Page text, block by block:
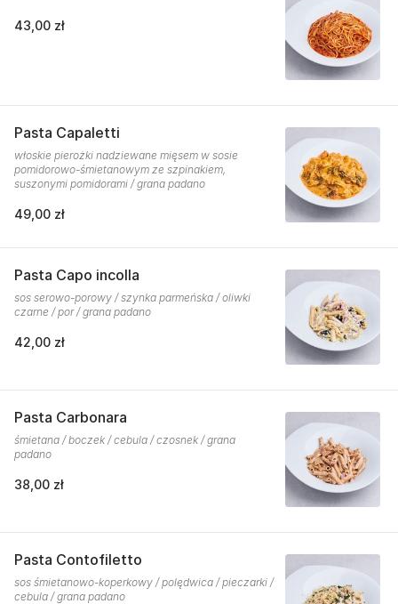
43,00 zł
Pasta Capaletti
włoskie pierożki nadziewane mięsem w sosie
pomidorowo-śmietanowym ze szpinakiem,
suszonymi pomidorami / grana padano
49,00 zł
Pasta Capo incolla
sos serowo-porowy / szynka parmeńska / oliwki
czarne / por / grana padano
42,00 zł
Pasta Carbonara
śmietana / boczek / cebula / czosnek / grana
padano
38,00 zł
Pasta Contofiletto
sos śmietanowo-koperkowy / polędwica / pieczarki /
cebula / grana padano